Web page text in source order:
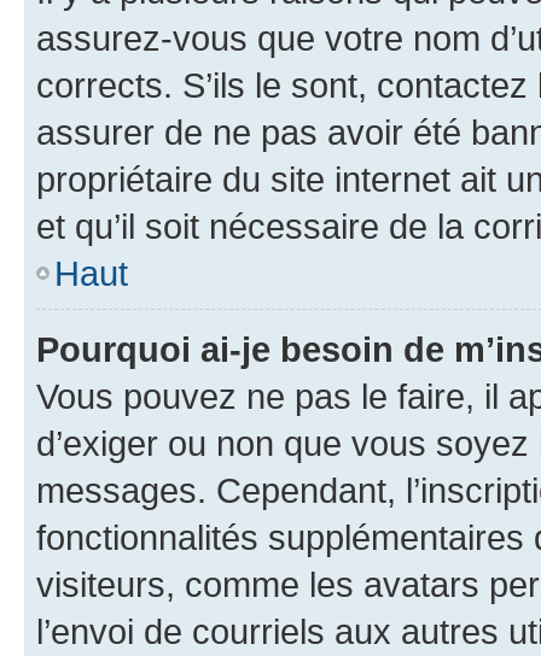
assurez-vous que votre nom
corrects. S’ils le sont,
assurer de ne pas avoir été
propriétaire du site internet ait
et qu’il soit nécessaire de la
Haut
Pourquoi ai-je besoin de
Vous pouvez ne pas le faire, il
d’exiger ou non que vous
messages. Cependant,
fonctionnalités
visiteurs, comme les avatars
l’envoi de courriels aux autres